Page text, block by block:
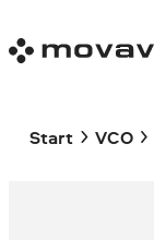
Start VCO